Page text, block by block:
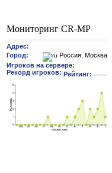
Мониторинг CR-MP